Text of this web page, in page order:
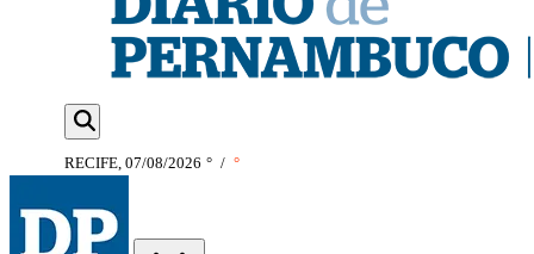
RECIFE, 07/08/2026 ° / °